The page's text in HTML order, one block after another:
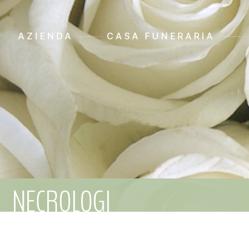
AZIENDA CASA FUNERARIA
NECROLOGI